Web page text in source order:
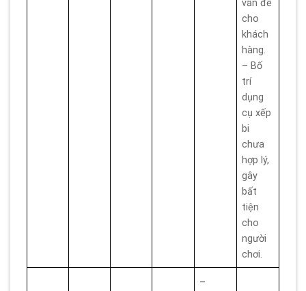
vấn đề
cho
khách
hàng.
– Bố
trí
dụng
cụ xếp
bi
chưa
hợp lý,
gây
bất
tiện
cho
người
chơi.
–